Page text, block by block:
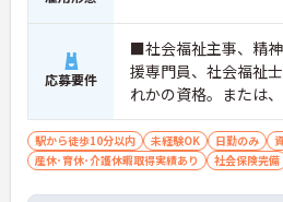
応募要件
■社会福祉主事、精
援専門員、社会福祉
れかの資格。または
施設に常勤で2年以
通自動車運転免許（
駅から徒歩10分以内 未経験OK 日勤のみ
産休･育休･介護休暇取得実績あり
社会保険完備